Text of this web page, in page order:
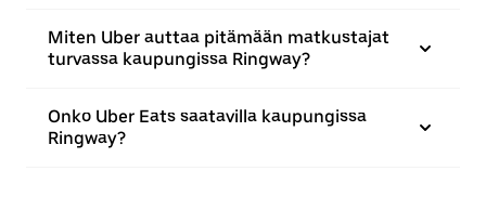
Miten Uber auttaa pitämään matkustajat
turvassa kaupungissa Ringway?
Onko Uber Eats saatavilla kaupungissa
Ringway?